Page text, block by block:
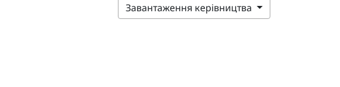
Завантаження керівництва